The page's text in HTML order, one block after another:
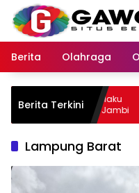
Langsung
konten
Berita
Olahraga
Berita Terkini
Kota Tangkap Pelaku
Sempat Kabur ke Jambi
Lampung Barat